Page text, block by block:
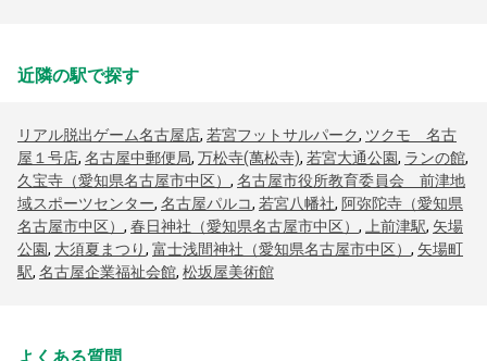
近隣の駅で探す
リアル脱出ゲーム名古屋店, 若宮フットサルパーク, ツクモ 名古
屋１号店, 名古屋中郵便局, 万松寺(萬松寺), 若宮大通公園, ランの館,
久宝寺（愛知県名古屋市中区） , 名古屋市役所教育委員会 前津地
域スポーツセンター, 名古屋パルコ, 若宮八幡社, 阿弥陀寺（愛知県
名古屋市中区） , 春日神社（愛知県名古屋市中区） , 上前津駅, 矢場
公園, 大須夏まつり, 富士浅間神社（愛知県名古屋市中区） , 矢場町
駅, 名古屋企業福祉会館, 松坂屋美術館